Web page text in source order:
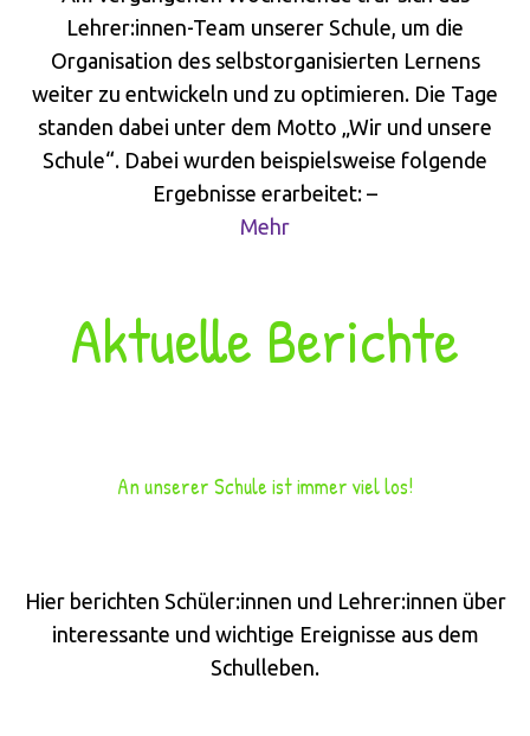
Lehrer:innen-Team unserer Schule, um die
Organisation des selbstorganisierten Lernens
weiter zu entwickeln und zu optimieren. Die Tage
standen dabei unter dem Motto „Wir und unsere
Schule“. Dabei wurden beispielsweise folgende
Ergebnisse erarbeitet: –
Mehr
Aktuelle Berichte
An unserer Schule ist immer viel los!
Hier berichten Schüler:innen und Lehrer:innen über
interessante und wichtige Ereignisse aus dem
Schulleben.